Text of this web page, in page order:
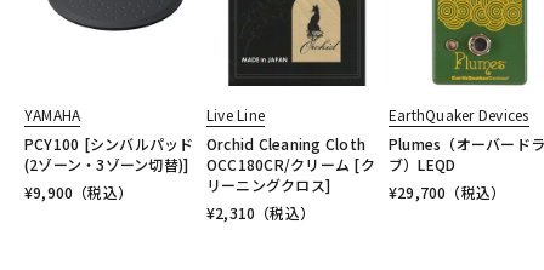
YAMAHA
PCY100 [シンバルパッド
(2ゾーン・3ゾーン切替)]
¥9,900 （税込）
Live Line
Orchid Cleaning Cloth
OCC180CR/クリーム [ク
リーニングクロス]
¥2,310 （税込）
EarthQuaker Devices
Plumes（オーバード
ブ）LEQD
¥29,700 （税込）